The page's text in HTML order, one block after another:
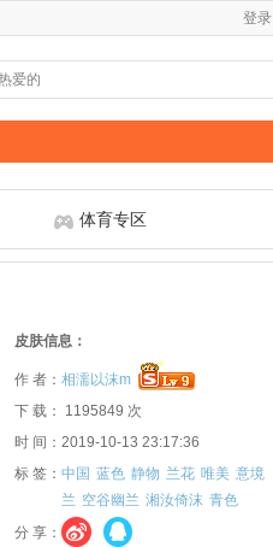
登录
体育专区
皮肤信息：
作 者： 相濡以沫m
下 载： 1195849 次
时 间：2019-10-13 23:17:36
标 签： 中国 蓝色 静物 兰花 唯美 意境
兰 空谷幽兰 湘汝倚沫 青色
分 享：